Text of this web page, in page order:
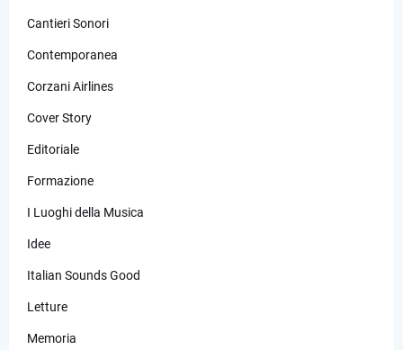
Cantieri Sonori
Contemporanea
Corzani Airlines
Cover Story
Editoriale
Formazione
I Luoghi della Musica
Idee
Italian Sounds Good
Letture
Memoria